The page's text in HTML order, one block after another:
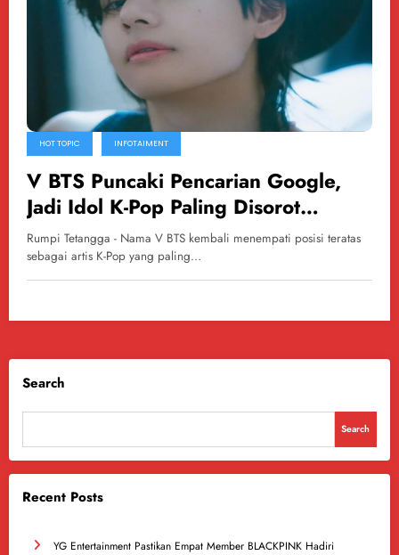
HOT TOPIC INFOTAIMENT
V BTS Puncaki Pencarian Google,
Jadi Idol K-Pop Paling Disorot
Sepanjang 2025
Rumpi Tetangga - Nama V BTS kembali menempati posisi teratas
sebagai artis K-Pop yang paling…
Search
Search
Recent Posts
YG Entertainment Pastikan Empat Member BLACKPINK Hadiri